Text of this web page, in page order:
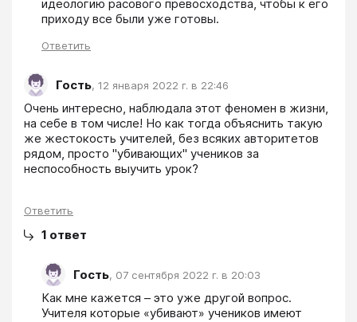
идеологию расового превосходства, чтобы к его
приходу все были уже готовы.
Ответить
Гость, 12 января 2022 г. в 22:46
Очень интересно, наблюдала этот феномен в жизни,
на себе в том числе! Но как тогда объяснить такую
же жестокость учителей, без всяких авторитетов
рядом, просто "убивающих" учеников за
неспособность выучить урок?
Ответить
1 ответ
Гость, 07 сентября 2022 г. в 20:03
Как мне кажется – это уже другой вопрос.
Учителя которые «убивают» учеников имеют